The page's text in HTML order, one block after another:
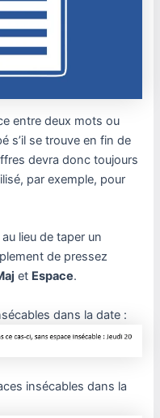
entre deux mots ou
s’il se trouve en fin de
devra donc toujours
par exemple, pour
lieu de taper un
de pressez
et Espace.
dans la date :
insécables dans la